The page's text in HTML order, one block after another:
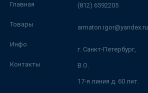
Главная
Товары
Инфо
Контакты
(812) 6592205
armaton.igor@yandex.ru
г. Санкт-Петербург,
В.О.
17-я линия д. 60 лит.